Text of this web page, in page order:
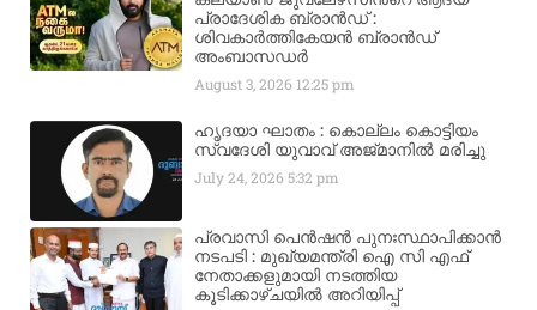
പ്രാദേശിക ബ്രാന്‍ഡ് :
ശിവകാര്‍ത്തികേയന്‍ ബ്രാന്‍ഡ്
അംബാസഡര്‍
August 3, 2026 12:25 pm
ഹൃദയാ ഘാതം : കൊല്ലം കൊട്ടിയം
സ്വദേശി യുവാവ് അജ്മാനിൽ മരിച്ചു
July 24, 20265:32 pm
പ്രവാസി പെൻഷൻ പുനഃസ്ഥാപിക്കാൻ
നടപടി : മുഖ്യമന്ത്രി ഐ സി എഫ്
നേതാക്കളുമായി നടത്തിയ
കൂടിക്കാഴ്ചയിൽ അറിയിപ്പ്